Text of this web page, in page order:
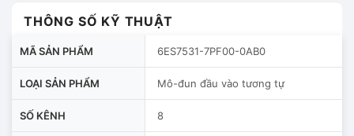
THÔNG SỐ KỸ THUẬT
MÃ SẢN PHẨM 6ES7531-7PF00-0AB0
LOẠI SẢN PHẨM Mô-đun đầu vào tương tự
SỐ KÊNH 8